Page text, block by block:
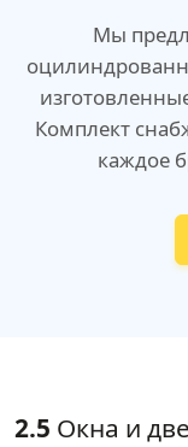
Мы
Комплект
каждое
2.5 Окна и